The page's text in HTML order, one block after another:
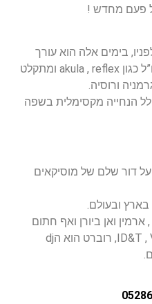
פעם מחדש !
בימים אלה הוא עורך
ומפיק עבור להקות והרכבים מחו”ל כגון akula , reflex ומתקלט
ורוסיה.
הנחייה מקסימלית בשפה
על דור שלם של מוסיקאים
ארמין ואן ביורן ואף חתום
בלייבלים הגדולים בעולם ID&T , Vandit, רוברט הוא הdj